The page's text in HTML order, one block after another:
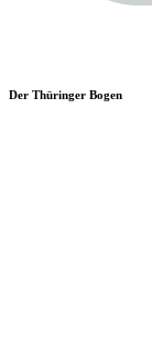
Der Thüringer Bogen